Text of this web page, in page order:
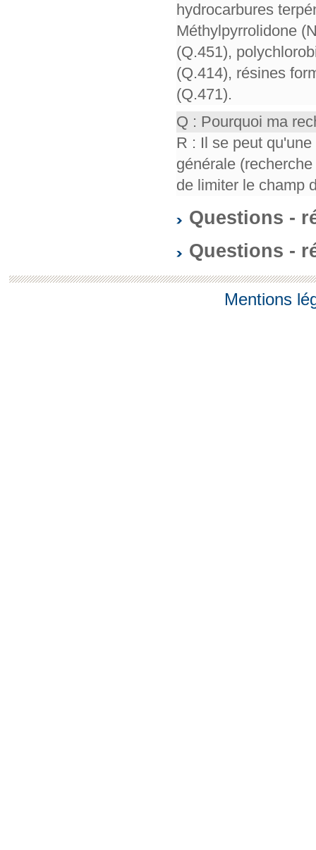
hydrocarbures
Méthylpyrrolidone
(Q.451),
(Q.414), résines
(Q.471).
Q : Pourquoi ma
R : Il se peut
générale
de limiter le champ
Questions -
Questions -
Mentions